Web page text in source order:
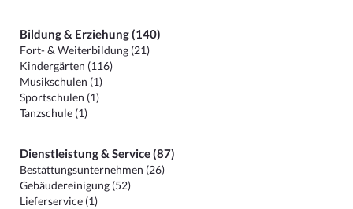
Bildung & Erziehung (140)
Fort- & Weiterbildung (21)
Kindergärten (116)
Musikschulen (1)
Sportschulen (1)
Tanzschule (1)
Dienstleistung & Service (87)
Bestattungsunternehmen (26)
Gebäudereinigung (52)
Lieferservice (1)